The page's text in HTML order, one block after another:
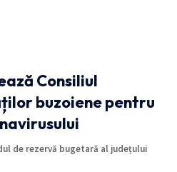
Consiliul
buzoiene pentru
de rezervă bugetară al județului